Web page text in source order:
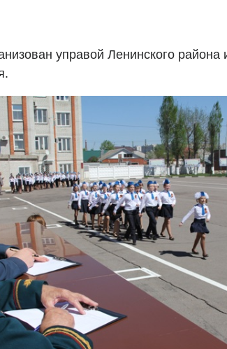
управой Ленинского